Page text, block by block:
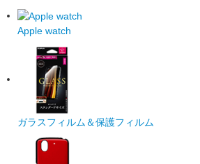
Apple watch
ガラスフィルム＆保護フィルム